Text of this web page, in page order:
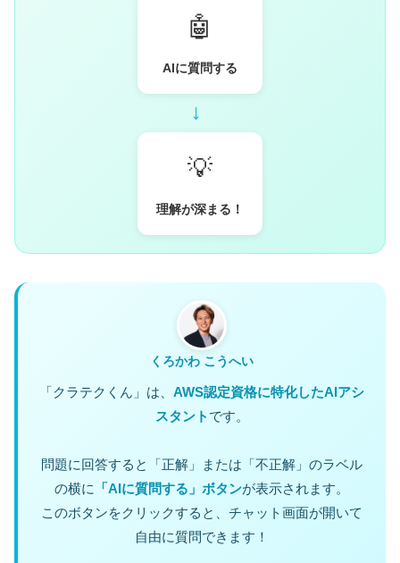
🤖
AIに質問する
→
💡
理解が深まる！
くろかわ こうへい
「クラテクくん」は、 AWS認定資格に特化したAIアシ
スタント です。
問題に回答すると「正解」または「不正解」のラベル
の横に
「AIに質問する」ボタンが表示されます。
このボタンをクリックすると、チャット画面が開いて
自由に質問できます！